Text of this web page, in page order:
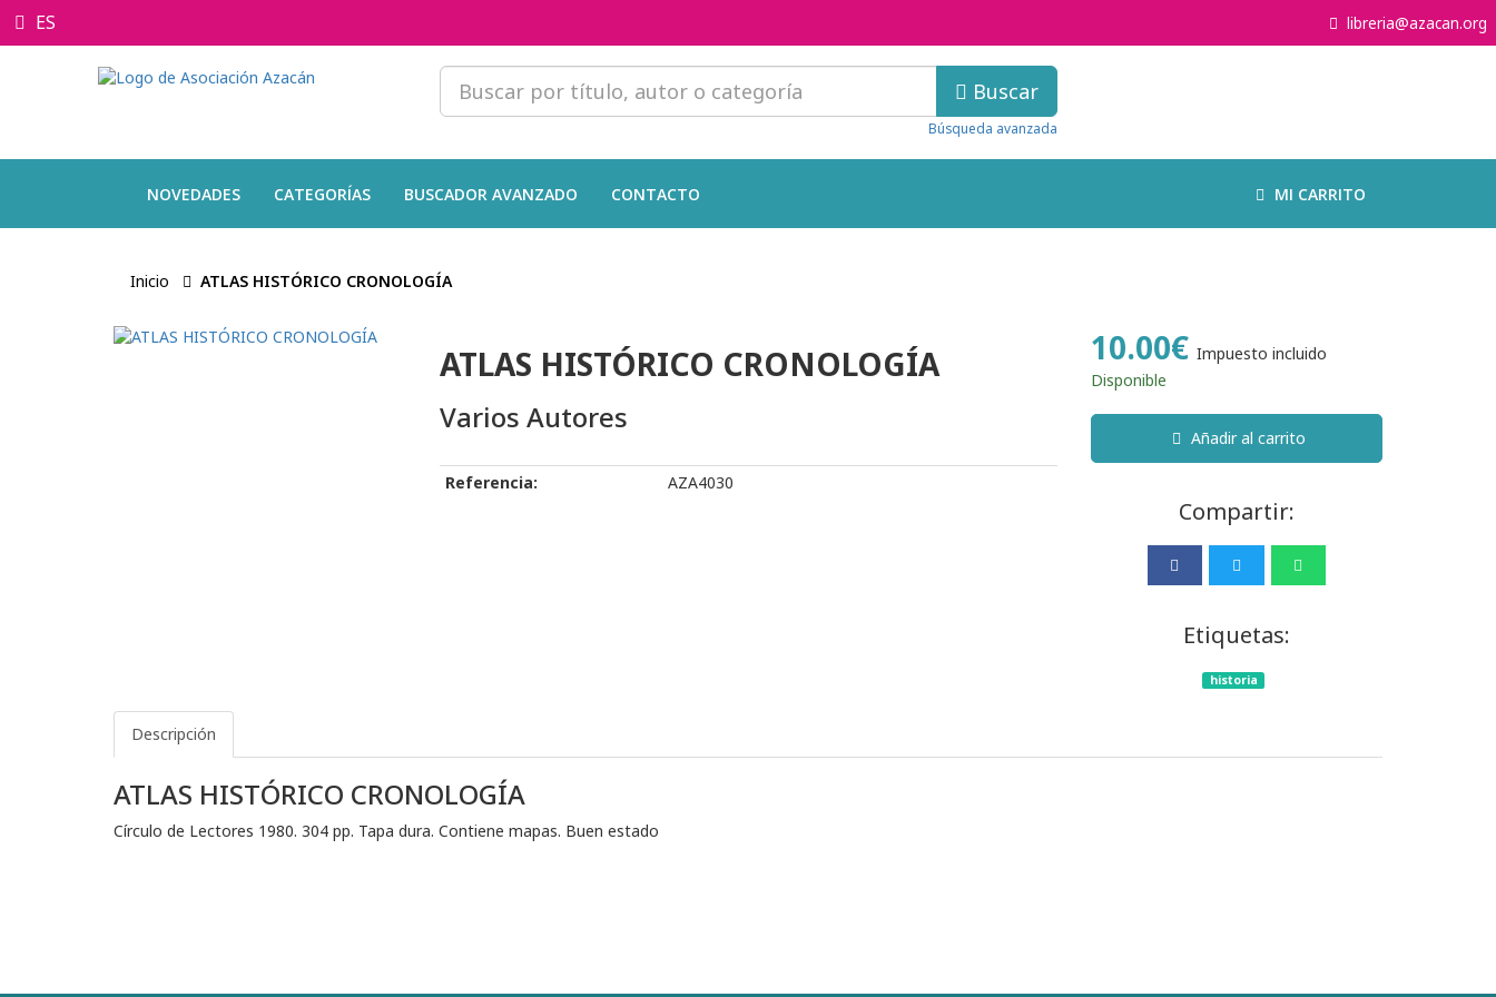
ES libreria@azacan.org
Buscar
Búsqueda avanzada
NOVEDADES CATEGORÍAS BUSCADOR AVANZADO CONTACTO MI CARRITO
Inicio ATLAS HISTÓRICO CRONOLOGÍA
ATLAS HISTÓRICO CRONOLOGÍA
Varios Autores
Referencia: AZA4030
10.00€ Impuesto incluido
Disponible
Añadir al carrito
Compartir:
Etiquetas:
historia
Descripción
ATLAS HISTÓRICO CRONOLOGÍA
Círculo de Lectores 1980. 304 pp. Tapa dura. Contiene mapas. Buen estado